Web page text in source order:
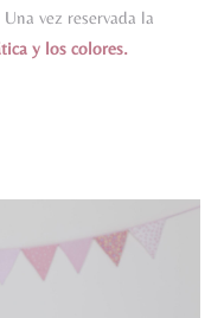
vez reservada la
y los colores.